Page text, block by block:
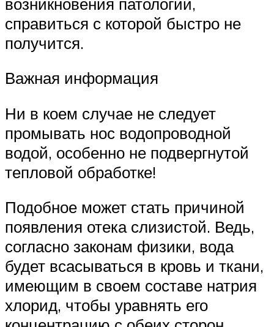
справиться с которой быстро не
получится.
Важная информация
Ни в коем случае не следует
промывать нос водопроводной
водой, особенно не подвергнутой
тепловой обработке!
Подобное может стать причиной
появления отека слизистой. Ведь,
согласно законам физики, вода
будет всасываться в кровь и ткани,
имеющим в своем составе натрия
хлорид, чтобы уравнять его